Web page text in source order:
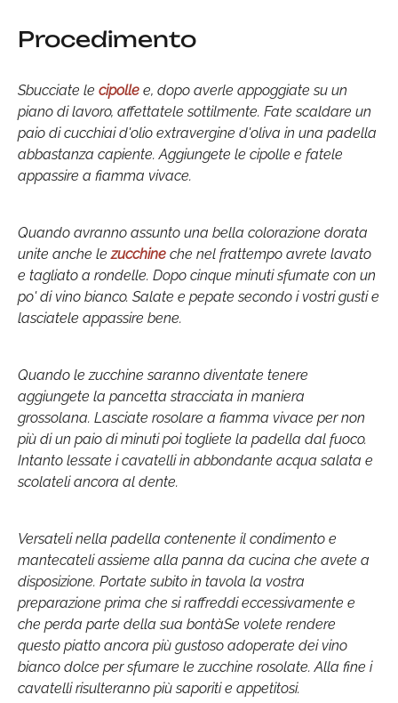
Procedimento
Sbucciate le cipolle e, dopo averle appoggiate su un
piano di lavoro, affettatele sottilmente. Fate scaldare un
paio di cucchiai d'olio extravergine d'oliva in una padella
abbastanza capiente. Aggiungete le cipolle e fatele
appassire a fiamma vivace.
Quando avranno assunto una bella colorazione dorata
unite anche lezucchine che nel frattempo avrete lavato
e tagliato a rondelle. Dopo cinque minuti sfumate con un
po' di vino bianco. Salate e pepate secondo i vostri gusti e
lasciatele appassire bene.
Quando le zucchine saranno diventate tenere
aggiungete la pancetta stracciata in maniera
grossolana. Lasciate rosolare a fiamma vivace per non
più di un paio di minuti poi togliete la padella dal fuoco.
Intanto lessate i cavatelli in abbondante acqua salata e
scolateli ancora al dente.
Versateli nella padella contenente il condimento e
mantecateli assieme alla panna da cucina che avete a
disposizione. Portate subito in tavola la vostra
preparazione prima che si raffreddi eccessivamente e
che perda parte della sua bontàSe volete rendere
questo piatto ancora più gustoso adoperate dei vino
bianco dolce per sfumare le zucchine rosolate. Alla fine i
cavatelli risulteranno più saporiti e appetitosi.